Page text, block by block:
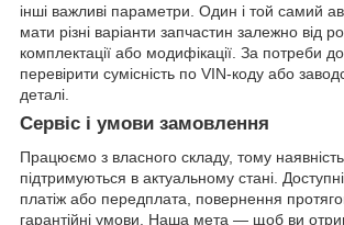
інші важливі параметри. Один і той самий
мати різні варіанти запчастин залежно від
комплектації або модифікації. За потреби
перевірити сумісність по VIN-коду або
деталі.
Сервіс і умови замовлення
Працюємо з власного складу, тому наявність
підтримуються в актуальному стані.
платіж або передплата, повернення
гарантійні умови. Наша мета — щоб ви